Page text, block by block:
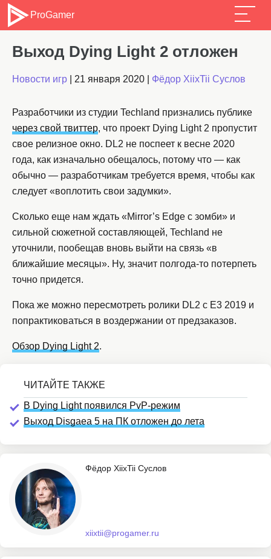
ProGamer
Выход Dying Light 2 отложен
Новости игр 21 января 2020 Фёдор XiixTii Суслов
Разработчики из студии Techland признались публике
через свой твиттер, что проект Dying Light 2 пропустит
свое релизное окно. DL2 не поспеет к весне 2020
года, как изначально обещалось, потому что — как
обычно — разработчикам требуется время, чтобы как
следует «воплотить свои задумки».
Сколько еще нам ждать «Mirror’s Edge с зомби» и
сильной сюжетной составляющей, Techland не
уточнили, пообещав вновь выйти на связь «в
ближайшие месяцы». Ну, значит полгода-то потерпеть
точно придется.
Пока же можно пересмотреть ролики DL2 с E3 2019 и
попрактиковаться в воздержании от предзаказов.
Обзор Dying Light 2.
В Dying Light появился PvP-режим
Выход Disgaea 5 на ПК отложен до лета
Фёдор XiixTii Суслов
xiixtii@progamer.ru